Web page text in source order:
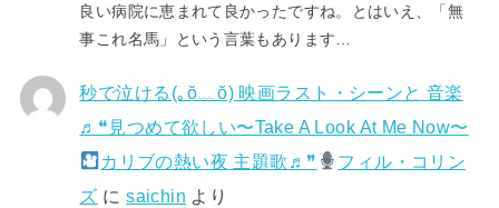
良い病院に恵まれて良かったですね。とはいえ、「無
事これ名馬」という言葉もあります…
秒で泣ける(⁠｡⁠ŏ⁠﹏⁠ŏ⁠) 映画ラスト・シーンと 音楽
♬❝見つめて欲しい〜Take A Look At Me Now〜
カリブの熱い夜 主題歌♬❞
フィル・コリン
ズ にsaichin より